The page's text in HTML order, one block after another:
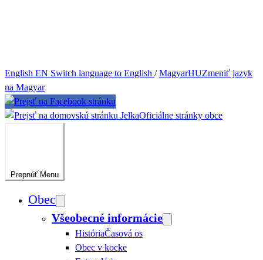
English EN Switch language to English /MagyarHUZmeniť jazyk
na Magyar
JelkaOficiálne stránky obce
Prepnúť Menu
Obec
Všeobecné informácie
HistóriaČasová os
Obec v kocke